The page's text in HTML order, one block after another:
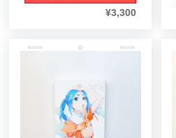
¥3,300